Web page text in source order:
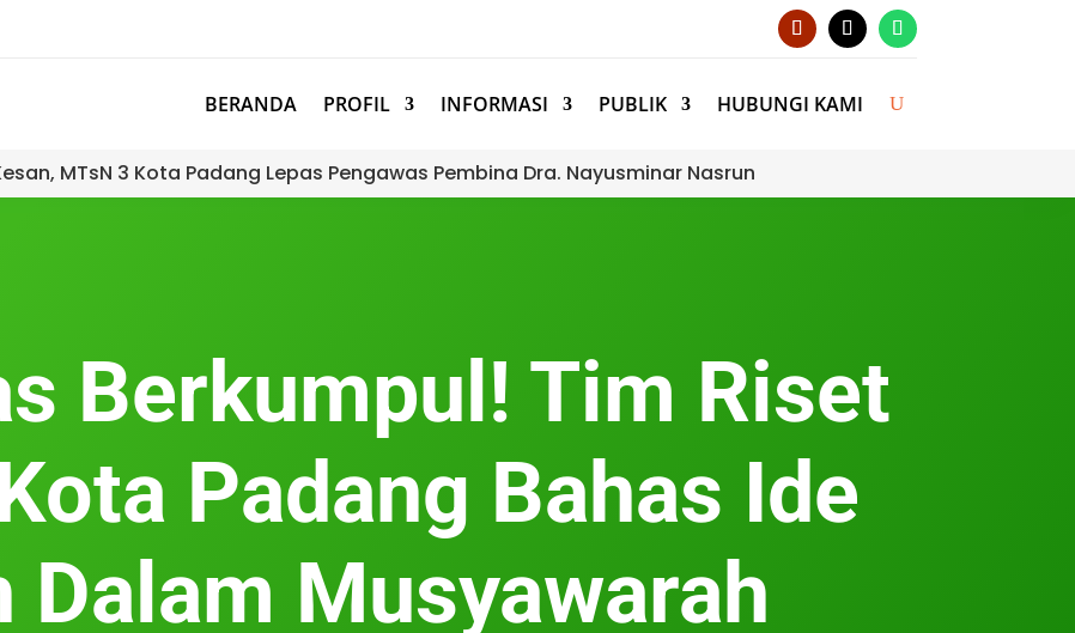
BERANDA PROFIL INFORMASI PUBLIK HUBUNGI KAMI
MTsN 3 Kota Padang Lepas Pengawas Pembina Dra. Nayusminar Nasrun
Berkumpul! Tim Riset
Padang Bahas Ide
Dalam Musyawarah